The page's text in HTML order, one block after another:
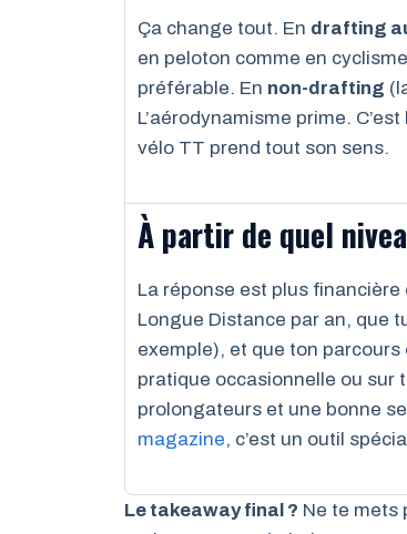
Ça change tout. En drafting
en peloton comme en
préférable. En non-drafting
L’aérodynamisme prime.
vélo TT prend tout son sens.
À partir de quel
La réponse est plus
Longue Distance par an, que
exemple), et que ton
pratique occasionnelle ou sur
prolongateurs et une bonne
magazine, c’est un outil
Le takeaway final ? Ne te mets